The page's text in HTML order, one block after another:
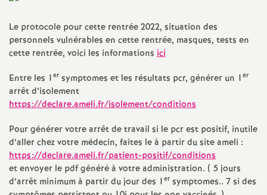
a
t
i
o
n
a
Le protocole pour cette rentrée 2022, situation des
personnels vulnérables en cette rentrée, masques, tests en
cette rentrée, voici les informations ici
Entre les 1er symptomes et les résultats pcr, générer un 1er
arrêt d’isolement
https://declare.ameli.fr/isolement/conditions
Pour générer votre arrêt de travail si le pcr est positif, inutile
d’aller chez votre médecin, faites le à partir du site ameli :
https://declare.ameli.fr/patient-positif/conditions
et envoyer le pdf généré à votre administration. ( 5 jours
d’arrêt minimum à partir du jour des 1er symptomes.. 7 si des